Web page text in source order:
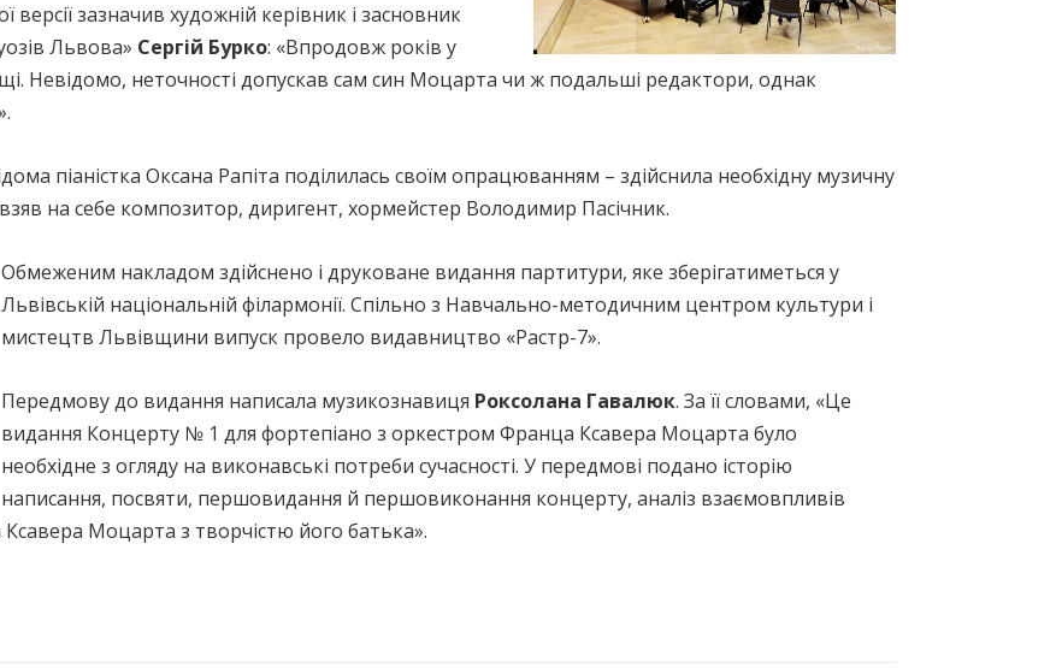
зазначив художній керівник і засновник
Львова» Сергій Бурко: «Впродовж років у
Невідомо, неточності допускав сам син Моцарта чи ж подальші редактори, однак
піаністка Оксана Рапіта поділилась своїм опрацюванням – здійснила необхідну музичну
на себе композитор, диригент, хормейстер Володимир Пасічник.
Обмеженим накладом здійснено і друковане видання партитури, яке зберігатиметься у
Львівській національній філармонії. Спільно з Навчально-методичним центром культури і
мистецтв Львівщини випуск провело видавництво «Растр-7».
Передмову до видання написала музикознавиця Роксолана Гавалюк. За її словами, «Це
видання Концерту № 1 для фортепіано з оркестром Франца Ксавера Моцарта було
необхідне з огляду на виконавські потреби сучасності. У передмові подано історію
написання, посвяти, першовидання й першовиконання концерту, аналіз взаємовпливів
Моцарта з творчістю його батька».